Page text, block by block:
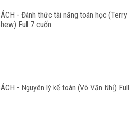
- Đánh thức tài năng toán học (Terry
Full 7 cuốn
- Nguyên lý kế toán (Võ Văn Nhị) Full